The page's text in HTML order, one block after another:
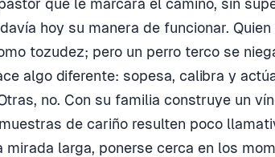
que le marcara el camino, sin
hoy su manera de funcionar.
tozudez; pero un perro terco se
algo diferente: sopesa, calibra y
no. Con su familia construye un
de cariño resulten poco
mirada larga, ponerse cerca en los